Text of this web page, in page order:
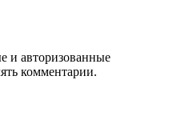
и авторизованные
комментарии.